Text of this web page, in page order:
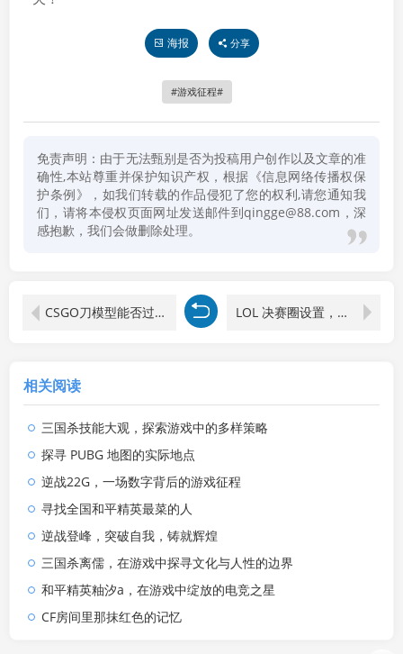
海报 分享
游戏征程
免责声明：由于无法甄别是否为投稿用户创作以及文章的准
确性,本站尊重并保护知识产权，根据《信息网络传播权保
护条例》，如我们转载的作品侵犯了您的权利,请您通知我
们，请将本侵权页面网址发送邮件到qingge@88.com，深
感抱歉，我们会做删除处理。
CSGO刀模型能否过安检的深度剖析 LOL 决赛圈设置，决胜千里的关键秘诀
相关阅读
三国杀技能大观，探索游戏中的多样策略
探寻 PUBG 地图的实际地点
逆战22G，一场数字背后的游戏征程
寻找全国和平精英最菜的人
逆战登峰，突破自我，铸就辉煌
三国杀离儒，在游戏中探寻文化与人性的边界
和平精英粙汐a，在游戏中绽放的电竞之星
CF房间里那抹红色的记忆